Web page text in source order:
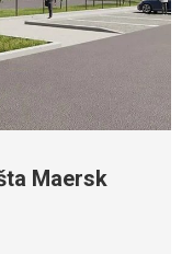
Maersk